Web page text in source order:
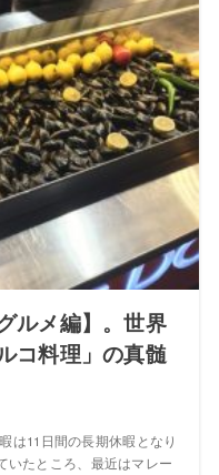
ルメ編】。世界
コ料理」の真髄
は11日間の長期休暇となり
いたところ、最近はマレー